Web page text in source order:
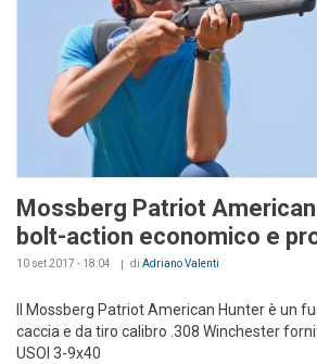
Mossberg Patriot
bolt-action economico e
10 set 2017 - 18:04 di Adriano Valenti
Il Mossberg Patriot American Hunter è un
caccia e da tiro calibro .308 Winchester
USOI 3-9x40